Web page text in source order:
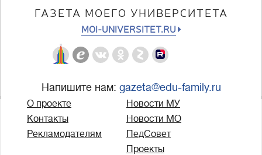
ГАЗЕТА МОЕГО УНИВЕРСИТЕТА
MOI-UNIVERSITET.RU
Напишите нам: gazeta@edu-family.ru
О проекте
Контакты
Рекламодателям
Новости МУ
Новости МО
ПедСовет
Проекты